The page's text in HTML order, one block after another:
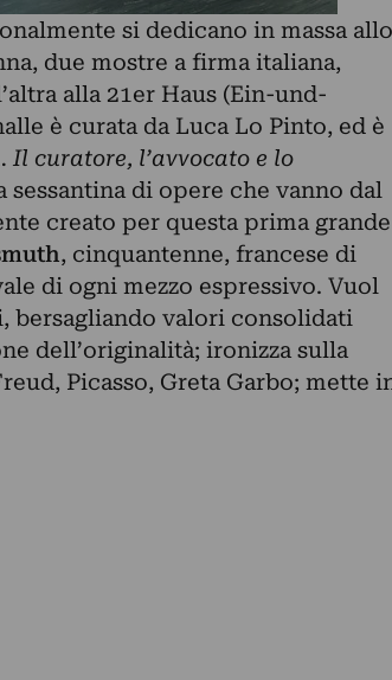
si dedicano in massa allo
due mostre a firma italiana,
alla 21er Haus (Ein-und-
è curata da Luca Lo Pinto, ed è
Il curatore, l’avvocato e lo
sessantina di opere che vanno dal
creato per questa prima grande
, cinquantenne, francese di
di ogni mezzo espressivo. Vuol
bersagliando valori consolidati
dell’originalità; ironizza sulla
Picasso, Greta Garbo; mette